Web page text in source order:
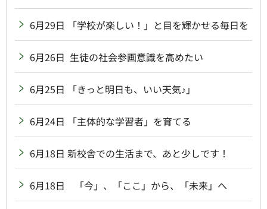
6月29日 「学校が楽しい！」と目を輝かせる毎日を
6月26日 生徒の社会参画意識を高めたい
6月25日 「きっと明日も、いい天気♪」
6月24日 「主体的な学習者」を育てる
6月18日 新校舎での生活まで、あと少しです！
6月18日 「今」、「ここ」から、「未来」へ